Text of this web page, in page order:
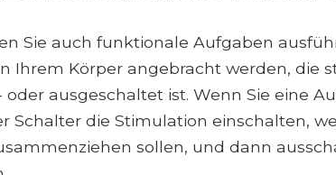
Sie auch funktionale Aufgaben
Ihrem Körper angebracht werden, die
ausgeschaltet ist. Wenn Sie eine
Schalter die Stimulation einschalten,
sollen, und dann